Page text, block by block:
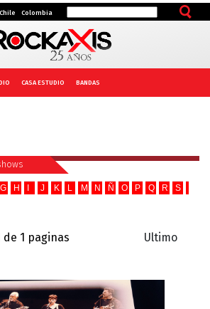
Chile Colombia
CASA ESTUDIO BANDAS
G H J K L M N Ñ O P Q R S
de 1 paginas Ultimo